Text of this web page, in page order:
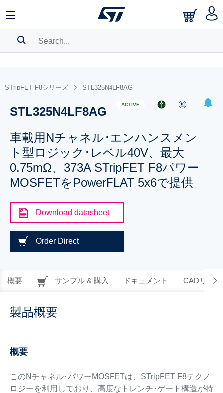
BOOKMARK
to show your saved searches.
STripFET F8シリーズ STL325N4LF8AG
STL325N4LF8AG
ACTIVE
車載用Nチャネル･エンハンスメン
ト型ロジック･レベル40V、最大
0.75mΩ、373A STripFET F8パワー
MOSFETをPowerFLAT 5x6で提供
Download datasheet
Order Direct
概要 サンプル & 購入 ドキュメント CADリソー
製品概要
概要
このNチャネル･パワーMOSFETは、STripFET F8テクノ
ロジーを利用しており、高度なトレンチ･ゲート構造が特